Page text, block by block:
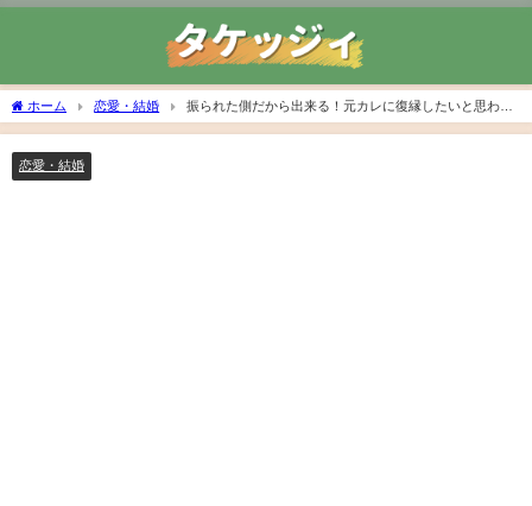
ホーム 恋愛・結婚
振られた側だから出来る！元カレに復縁したいと思わせ
る効果的な3つの駆け引き！
恋愛・結婚